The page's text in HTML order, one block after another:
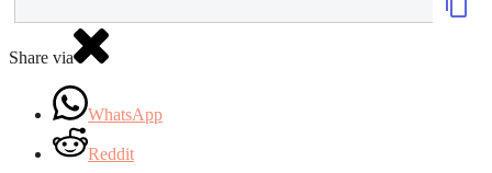
Share via
WhatsApp
Reddit